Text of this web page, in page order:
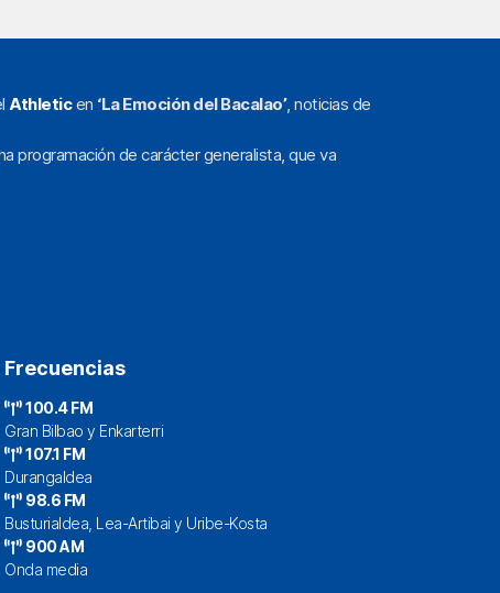
Athleticen ‘La Emoción del Bacalao’, noticias de
programación de carácter generalista, que va
Frecuencias
100.4 FM
Gran Bilbao y Enkarterri
107.1 FM
Durangaldea
98.6 FM
Busturialdea, Lea-Artibai y Uribe-Kosta
900 AM
Onda media